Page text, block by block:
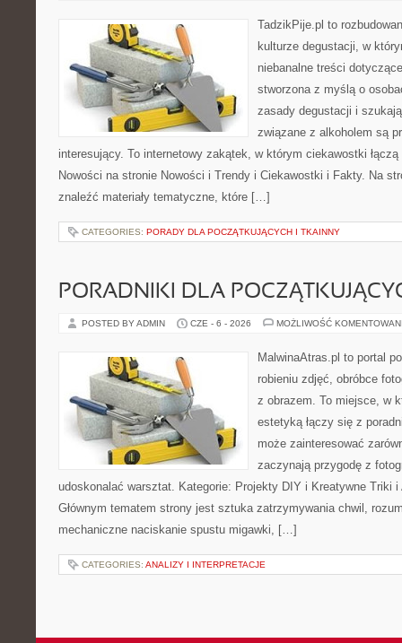
TadzikPije.pl to
kulturze degustacji, w
niebanalne treści
stworzona z myślą o
zasady degustacji i
związane z alkoholem są
interesujący. To internetowy zakątek, w którym ciekawostki
Nowości na stronie Nowości i Trendy i Ciekawostki i Fakty. Na
znaleźć materiały tematyczne, które […]
CATEGORIES: PORADY DLA POCZĄTKUJĄCYCH I TKAINNY
PORADNIKI DLA
POSTED BY ADMIN CZE - 6 - 2026 MOŻLIWOŚĆ
MalwinaAtras.pl to portal
robieniu zdjęć, obróbce
z obrazem. To miejsce, w
estetyką łączy się z
może zainteresować
zaczynają przygodę z
udoskonalać warsztat. Kategorie: Projekty DIY i Kreatywne Triki
Głównym tematem strony jest sztuka zatrzymywania chwil,
mechaniczne naciskanie spustu migawki, […]
CATEGORIES: ANALIZY I INTERPRETACJE